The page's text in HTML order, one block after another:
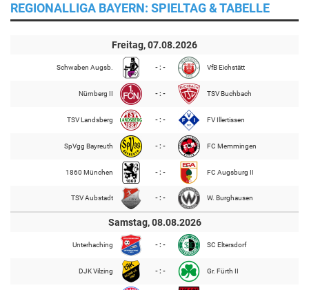
REGIONALLIGA BAYERN: SPIELTAG & TABELLE
Freitag, 07.08.2026
Schwaben Augsb. - : - VfB Eichstätt
Nürnberg II - : - TSV Buchbach
TSV Landsberg - : - FV Illertissen
SpVgg Bayreuth - : - FC Memmingen
1860 München - : - FC Augsburg II
TSV Aubstadt - : - W. Burghausen
Samstag, 08.08.2026
Unterhaching - : - SC Eltersdorf
DJK Vilzing - : - Gr. Fürth II